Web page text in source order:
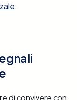
.
di convivere con